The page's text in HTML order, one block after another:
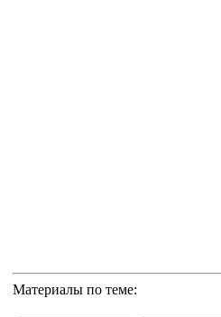
Материалы по теме: